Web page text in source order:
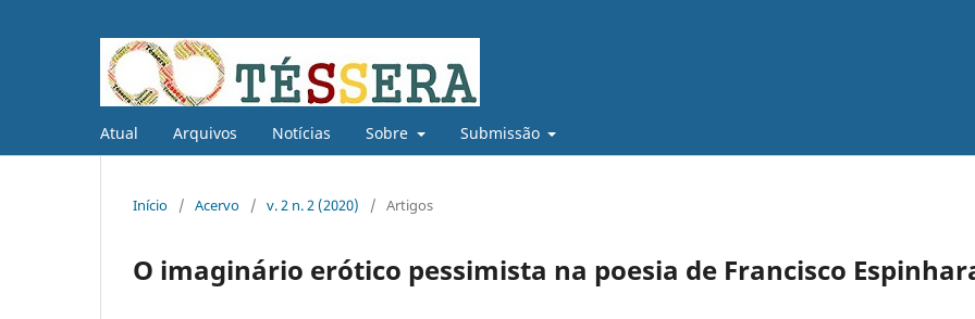
Atual Arquivos Notícias Sobre Submissão
Início / Acervo / v. 2 n. 2 (2020) / Artigos
O imaginário erótico pessimista na poesia de Francisco